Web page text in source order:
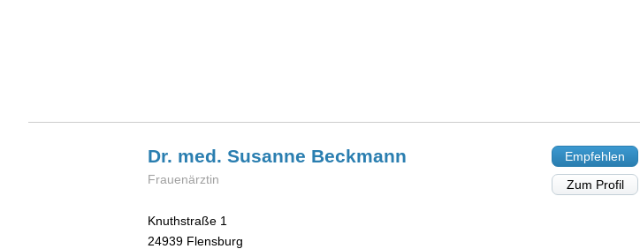
Dr. med. Susanne Beckmann
Frauenärztin
Knuthstraße 1
24939 Flensburg
Empfehlen
Zum Profil